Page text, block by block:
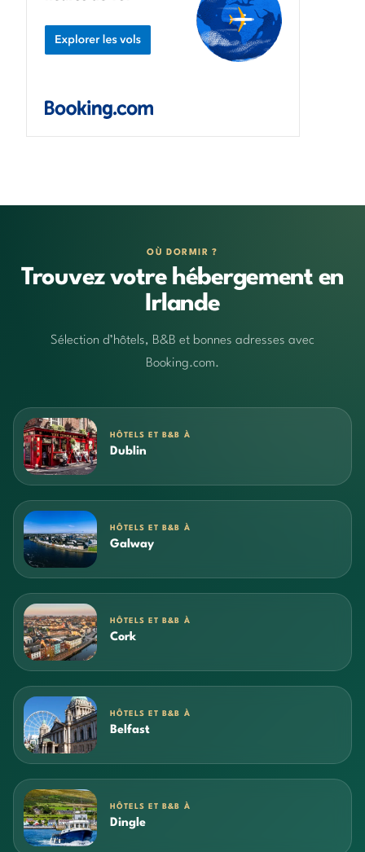
OÙ DORMIR ?
Trouvez votre hébergement en
Irlande
Sélection d’hôtels, B&B et bonnes adresses avec
Booking.com.
HÔTELS ET B&B À
Dublin
HÔTELS ET B&B À
Galway
HÔTELS ET B&B À
Cork
HÔTELS ET B&B À
Belfast
HÔTELS ET B&B À
Dingle